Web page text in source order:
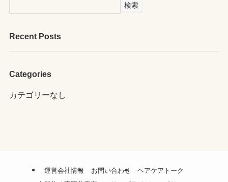
検索
Recent Posts
Categories
カテゴリーなし
運営会社情報 お問い合わせ
ヘアケアトーク